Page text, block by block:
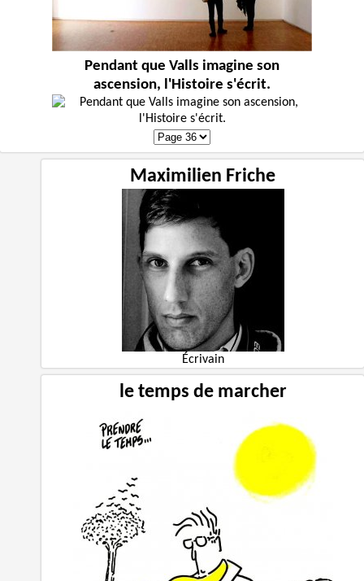
Pendant que Valls imagine son
ascension, l'Histoire s'écrit.
Maximilien Friche
Écrivain
le temps de marcher